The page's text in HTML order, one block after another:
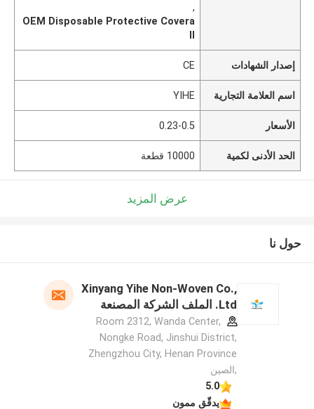
,
OEM Disposable Protective Covera
ll
إصدار الشهادات CE
اسم العلامة التجارية YIHE
الأسعار 0.23-0.5
الحد الأدنى لكمية 10000 قطعة
عرض المزيد
حول نا
Xinyang Yihe Non-Woven Co.,
Ltd. الملف الشركة المصنعة
Room 2312, Wanda Center,
Nongke Road, Jinshui District,
Zhengzhou City, Henan Province
,الصين
5.0
يدقّق ممون